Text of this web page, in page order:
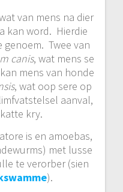
van mens na dier
kan word. Hierdie
Twee van
canis, wat mens se
mens van honde
, wat oop sere op
aanval,
kry.
is en amoebas,
met lusse
te verorber (sien
).